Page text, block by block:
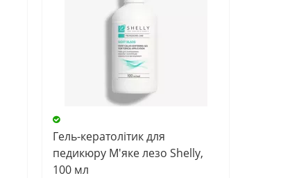
Гель-кератолітик для
педикюру М'яке лезо Shelly,
100 мл